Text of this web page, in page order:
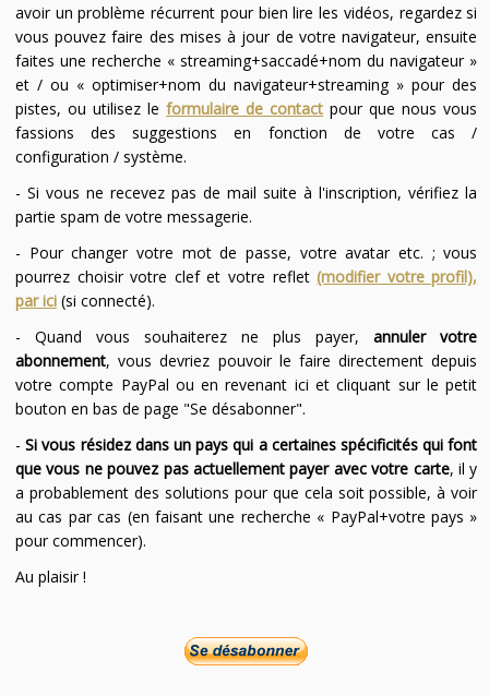
avoir un problème récurrent pour bien lire les vidéos, regardez si
vous pouvez faire des mises à jour de votre navigateur, ensuite
faites une recherche « streaming+saccadé+nom du navigateur »
et / ou « optimiser+nom du navigateur+streaming » pour des
pistes, ou utilisez leformulaire de contact pour que nous vous
fassions des suggestions en fonction de votre cas /
configuration / système.
- Si vous ne recevez pas de mail suite à l'inscription, vérifiez la
partie spam de votre messagerie.
- Pour changer votre mot de passe, votre avatar etc. ; vous
pourrez choisir votre clef et votre reflet(modifier votre profil),
par ici(si connecté).
- Quand vous souhaiterez ne plus payer,annuler votre
abonnement, vous devriez pouvoir le faire directement depuis
votre compte PayPal ou en revenant ici et cliquant sur le petit
bouton en bas de page "Se désabonner".
-Si vous résidez dans un pays qui a certaines spécificités qui font
que vous ne pouvez pas actuellement payer avec votre carte, il y
a probablement des solutions pour que cela soit possible, à voir
au cas par cas (en faisant une recherche « PayPal+votre pays »
pour commencer).
Au plaisir !